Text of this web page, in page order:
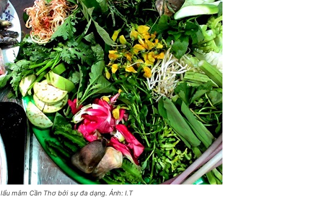
mắm Cần Thơ bởi sự đa dạng. Ảnh: I.T